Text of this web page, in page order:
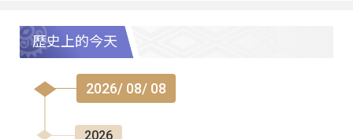
歷史上的今天
2026/ 08/ 08
2026